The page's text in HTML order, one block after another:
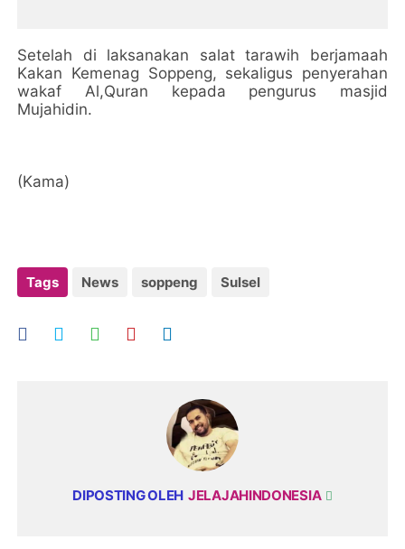
Setelah di laksanakan salat tarawih berjamaah
Kakan Kemenag Soppeng, sekaligus penyerahan
wakaf Al,Quran kepada pengurus masjid
Mujahidin.
(Kama)
Tags News soppeng Sulsel
DIPOSTING OLEH JELAJAHINDONESIA